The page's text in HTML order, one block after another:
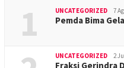
1 UNCATEGORIZED 7
Pemda Bima
UNCATEGORIZED 2
Fraksi Gerindra